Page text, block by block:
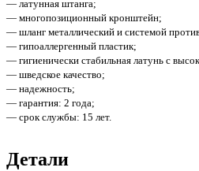
— латунная штанга;
— многопозиционный кронштейн;
— шланг металлический и системой
— гипоаллергенный пластик;
— гигиенически стабильная латунь с
— шведское качество;
— надежность;
— гарантия: 2 года;
— срок службы: 15 лет.
Детали